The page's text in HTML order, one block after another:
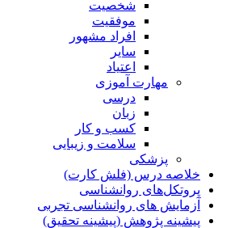
شخصیت
موفقیت
افراد مشهور
سایر
اعتیاد
مهارت آموزی
درسی
زبان
کسب و کار
سلامت و زیبایی
پزشکی
خلاصه درس (فلش کارت)
پروتکل‌های روانشناسی
آزمایش های روانشناسی تجربی
پیشینه پژوهش (پیشینه تحقیق)